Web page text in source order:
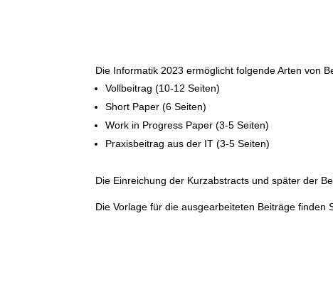
Die Informatik 2023 ermöglicht folgende Arten von
Vollbeitrag (10-12 Seiten)
Short Paper (6 Seiten)
Work in Progress Paper (3-5 Seiten)
Praxisbeitrag aus der IT (3-5 Seiten)
Die Einreichung der Kurzabstracts und später der
Die Vorlage für die ausgearbeiteten Beiträge finden